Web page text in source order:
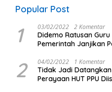
Popular Post
1 03/02/2022 2 Komentar
Didemo Ratusan Guru
Pemerintah Janjikan
2 04/02/2022 1 Komentar
Tidak Jadi
Perayaan HUT PPU